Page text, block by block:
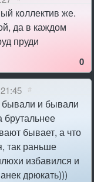
коллектив же.
да в каждом
пруди
0
#
и бывали
бывает, а что
так раньше
избавился и
дрюкать)))